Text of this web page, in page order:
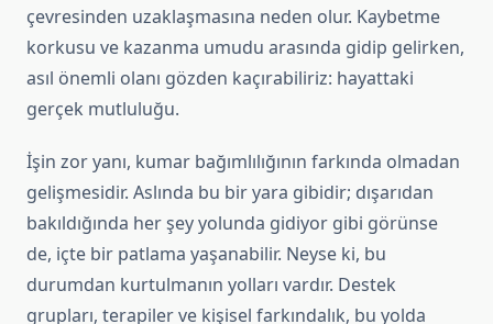
çevresinden uzaklaşmasına neden olur. Kaybetme
korkusu ve kazanma umudu arasında gidip gelirken,
asıl önemli olanı gözden kaçırabiliriz: hayattaki
gerçek mutluluğu.
İşin zor yanı, kumar bağımlılığının farkında olmadan
gelişmesidir. Aslında bu bir yara gibidir; dışarıdan
bakıldığında her şey yolunda gidiyor gibi görünse
de, içte bir patlama yaşanabilir. Neyse ki, bu
durumdan kurtulmanın yolları vardır. Destek
grupları, terapiler ve kişisel farkındalık, bu yolda